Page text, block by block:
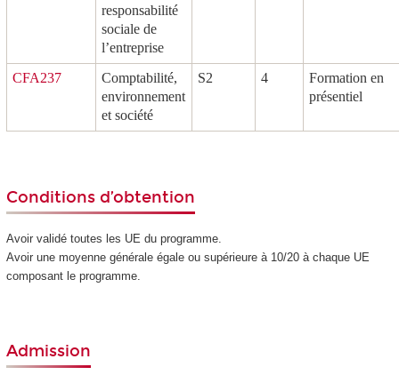
responsabilité
sociale de
l’entreprise
CFA237
Comptabilité,
environnement
et société
S2 4
Formation en
présentiel
Conditions d’obtention
Avoir validé toutes les UE du programme.
Avoir une moyenne générale égale ou supérieure à 10/20 à chaque UE
composant le programme.
Admission